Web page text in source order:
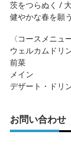
茨をつらぬく /
健やかな春を願
〈コースメニュー
ウェルカムドリ
前菜
メイン
デザート・ドリ
お問い合わせ